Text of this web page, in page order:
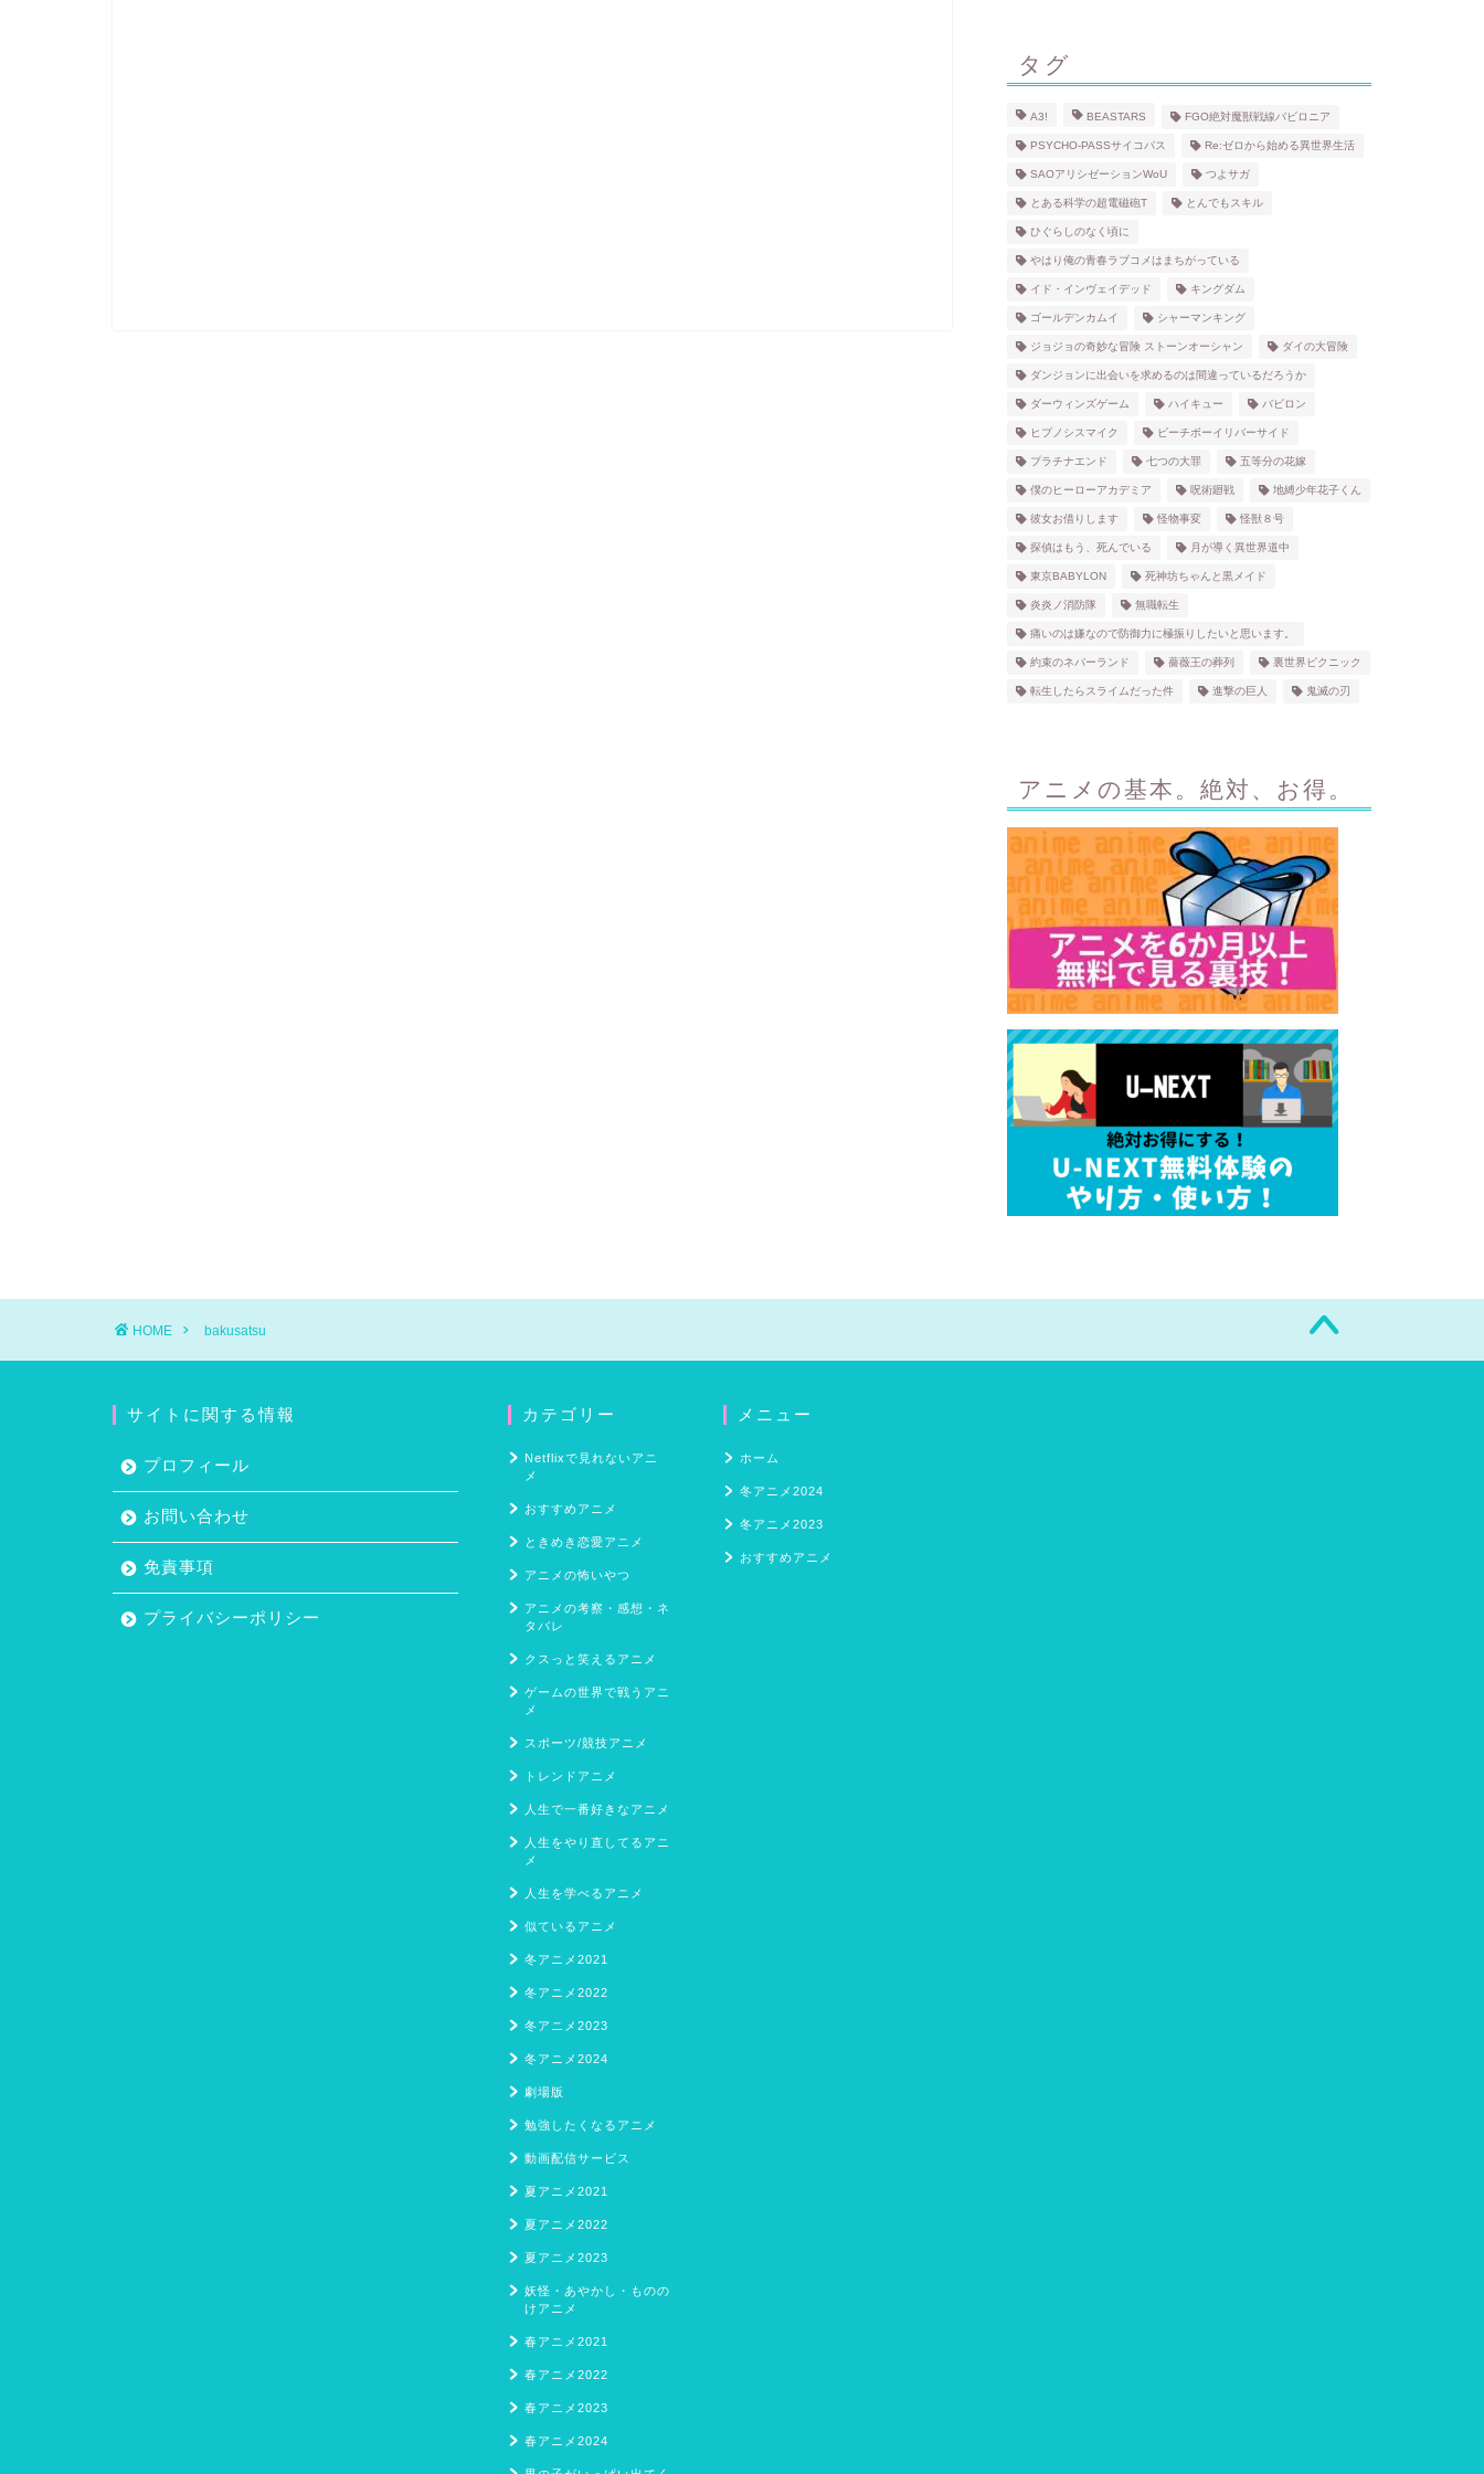
タグ
A3! BEASTARS FGO絶対魔獣戦線バビロニア
PSYCHO-PASSサイコパス Re:ゼロから始める異世界生活
SAOアリシゼーションWoU つよサガ
とある科学の超電磁砲T とんでもスキル
ひぐらしのなく頃に
やはり俺の青春ラブコメはまちがっている
イド・インヴェイデッド キングダム
ゴールデンカムイ シャーマンキング
ジョジョの奇妙な冒険 ストーンオーシャン ダイの大冒険
ダンジョンに出会いを求めるのは間違っているだろうか
ダーウィンズゲーム ハイキュー バビロン
ヒプノシスマイク ピーチボーイリバーサイド
プラチナエンド 七つの大罪 五等分の花嫁
僕のヒーローアカデミア 呪術廻戦 地縛少年花子くん
彼女お借りします 怪物事変 怪獣８号
探偵はもう、死んでいる 月が導く異世界道中
東京BABYLON 死神坊ちゃんと黒メイド
炎炎ノ消防隊 無職転生
痛いのは嫌なので防御力に極振りしたいと思います。
約束のネバーランド 薔薇王の葬列 裏世界ピクニック
転生したらスライムだった件 進撃の巨人 鬼滅の刃
アニメの基本。絶対、お得。
HOME bakusatsu
サイトに関する情報
プロフィール
お問い合わせ
免責事項
プライバシーポリシー
カテゴリー
Netflixで見れないアニ
メ
おすすめアニメ
ときめき恋愛アニメ
アニメの怖いやつ
アニメの考察・感想・ネ
タバレ
クスっと笑えるアニメ
ゲームの世界で戦うアニ
メ
スポーツ/競技アニメ
トレンドアニメ
人生で一番好きなアニメ
人生をやり直してるアニ
メ
人生を学べるアニメ
似ているアニメ
冬アニメ2021
冬アニメ2022
冬アニメ2023
冬アニメ2024
劇場版
勉強したくなるアニメ
動画配信サービス
夏アニメ2021
夏アニメ2022
夏アニメ2023
妖怪・あやかし・ものの
けアニメ
春アニメ2021
春アニメ2022
春アニメ2023
春アニメ2024
メニュー
ホーム
冬アニメ2024
冬アニメ2023
おすすめアニメ